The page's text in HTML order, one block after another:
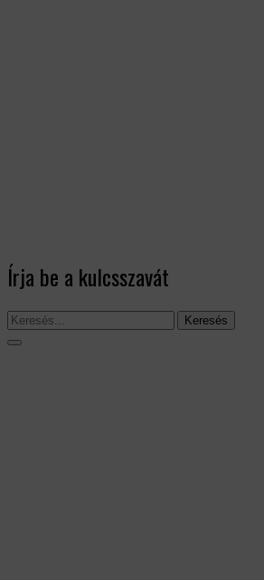
Írja be a kulcsszavát
Keresés